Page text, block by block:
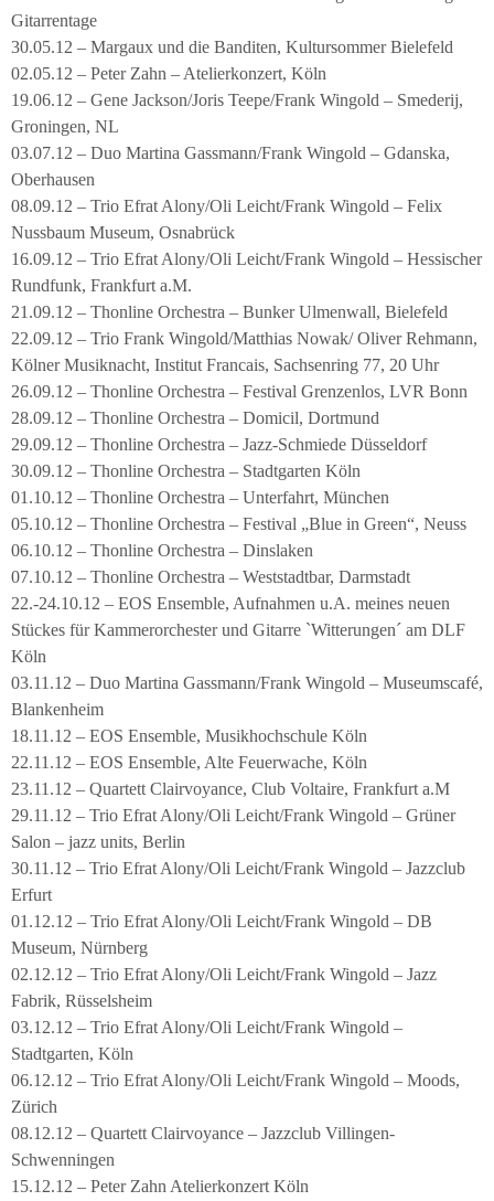
Gitarrentage
30.05.12 – Margaux und die Banditen, Kultursommer Bielefeld
02.05.12 – Peter Zahn – Atelierkonzert, Köln
19.06.12 – Gene Jackson/Joris Teepe/Frank Wingold – Smederij,
Groningen, NL
03.07.12 – Duo Martina Gassmann/Frank Wingold – Gdanska,
Oberhausen
08.09.12 – Trio Efrat Alony/Oli Leicht/Frank Wingold – Felix
Nussbaum Museum, Osnabrück
16.09.12 – Trio Efrat Alony/Oli Leicht/Frank Wingold – Hessischer
Rundfunk, Frankfurt a.M.
21.09.12 – Thonline Orchestra – Bunker Ulmenwall, Bielefeld
22.09.12 – Trio Frank Wingold/Matthias Nowak/ Oliver Rehmann,
Kölner Musiknacht, Institut Francais, Sachsenring 77, 20 Uhr
26.09.12 – Thonline Orchestra – Festival Grenzenlos, LVR Bonn
28.09.12 – Thonline Orchestra – Domicil, Dortmund
29.09.12 – Thonline Orchestra – Jazz-Schmiede Düsseldorf
30.09.12 – Thonline Orchestra – Stadtgarten Köln
01.10.12 – Thonline Orchestra – Unterfahrt, München
05.10.12 – Thonline Orchestra – Festival „Blue in Green“, Neuss
06.10.12 – Thonline Orchestra – Dinslaken
07.10.12 – Thonline Orchestra – Weststadtbar, Darmstadt
22.-24.10.12 – EOS Ensemble, Aufnahmen u.A. meines neuen
Stückes für Kammerorchester und Gitarre `Witterungen´ am DLF
Köln
03.11.12 – Duo Martina Gassmann/Frank Wingold – Museumscafé,
Blankenheim
18.11.12 – EOS Ensemble, Musikhochschule Köln
22.11.12 – EOS Ensemble, Alte Feuerwache, Köln
23.11.12 – Quartett Clairvoyance, Club Voltaire, Frankfurt a.M
29.11.12 – Trio Efrat Alony/Oli Leicht/Frank Wingold – Grüner
Salon – jazz units, Berlin
30.11.12 – Trio Efrat Alony/Oli Leicht/Frank Wingold – Jazzclub
Erfurt
01.12.12 – Trio Efrat Alony/Oli Leicht/Frank Wingold – DB
Museum, Nürnberg
02.12.12 – Trio Efrat Alony/Oli Leicht/Frank Wingold – Jazz
Fabrik, Rüsselsheim
03.12.12 – Trio Efrat Alony/Oli Leicht/Frank Wingold –
Stadtgarten, Köln
06.12.12 – Trio Efrat Alony/Oli Leicht/Frank Wingold – Moods,
Zürich
08.12.12 – Quartett Clairvoyance – Jazzclub Villingen-
Schwenningen
15.12.12 – Peter Zahn Atelierkonzert Köln